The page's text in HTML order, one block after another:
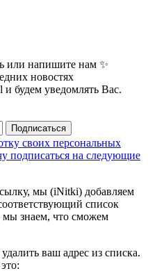
или напишите нам ✨
новостях
и будем уведомлять Вас.
Подписаться
своих персональных
подписаться на следующие
мы (iNitki) добавляем
список
мы знаем, что сможем
ваш адрес из списка.